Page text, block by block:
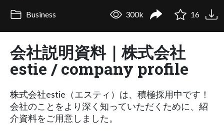
Business 300k 16
会社説明資料｜株式会社
estie / company profile
株式会社estie（エスティ）は、積極採用中です！
会社のことをより深く知っていただくために、紹
介資料をご用意しました。